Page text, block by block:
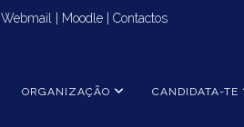
Webmail Moodle Contactos
ORGANIZAÇÃO CANDIDATA-TE